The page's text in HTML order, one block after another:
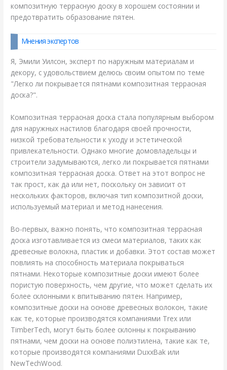
композитную террасную доску в хорошем состоянии и
предотвратить образование пятен.
Мнения экспертов
Я, Эмили Уилсон, эксперт по наружным материалам и
декору, с удовольствием делюсь своим опытом по теме
"Легко ли покрывается пятнами композитная террасная
доска?".
Композитная террасная доска стала популярным выбором
для наружных настилов благодаря своей прочности,
низкой требовательности к уходу и эстетической
привлекательности. Однако многие домовладельцы и
строители задумываются, легко ли покрывается пятнами
композитная террасная доска. Ответ на этот вопрос не
так прост, как да или нет, поскольку он зависит от
нескольких факторов, включая тип композитной доски,
используемый материал и метод нанесения.
Во-первых, важно понять, что композитная террасная
доска изготавливается из смеси материалов, таких как
древесные волокна, пластик и добавки. Этот состав может
повлиять на способность материала покрываться
пятнами. Некоторые композитные доски имеют более
пористую поверхность, чем другие, что может сделать их
более склонными к впитыванию пятен. Например,
композитные доски на основе древесных волокон, такие
как те, которые производятся компаниями Trex или
TimberTech, могут быть более склонны к покрыванию
пятнами, чем доски на основе полиэтилена, такие как те,
которые производятся компаниями DuxxBak или
NewTechWood.